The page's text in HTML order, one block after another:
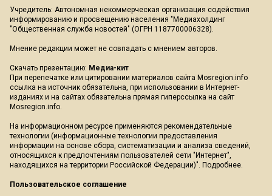
Учредитель: Автономная некоммерческая организация содействия
информированию и просвещению населения "Медиахолдинг
"Общественная служба новостей" (ОГРН 1187700006328).
Мнение редакции может не совпадать с мнением авторов.
Скачать презентацию: Медиа-кит
При перепечатке или цитировании материалов сайта Mosregion.info
ссылка на источник обязательна, при использовании в Интернет-
изданиях и на сайтах обязательна прямая гиперссылка на сайт
Mosregion.info.
На информационном ресурсе применяются рекомендательные
технологии (информационные технологии предоставления
информации на основе сбора, систематизации и анализа сведений,
относящихся к предпочтениям пользователей сети "Интернет",
находящихся на территории Российской Федерации)". Подробнее.
Пользовательское соглашение